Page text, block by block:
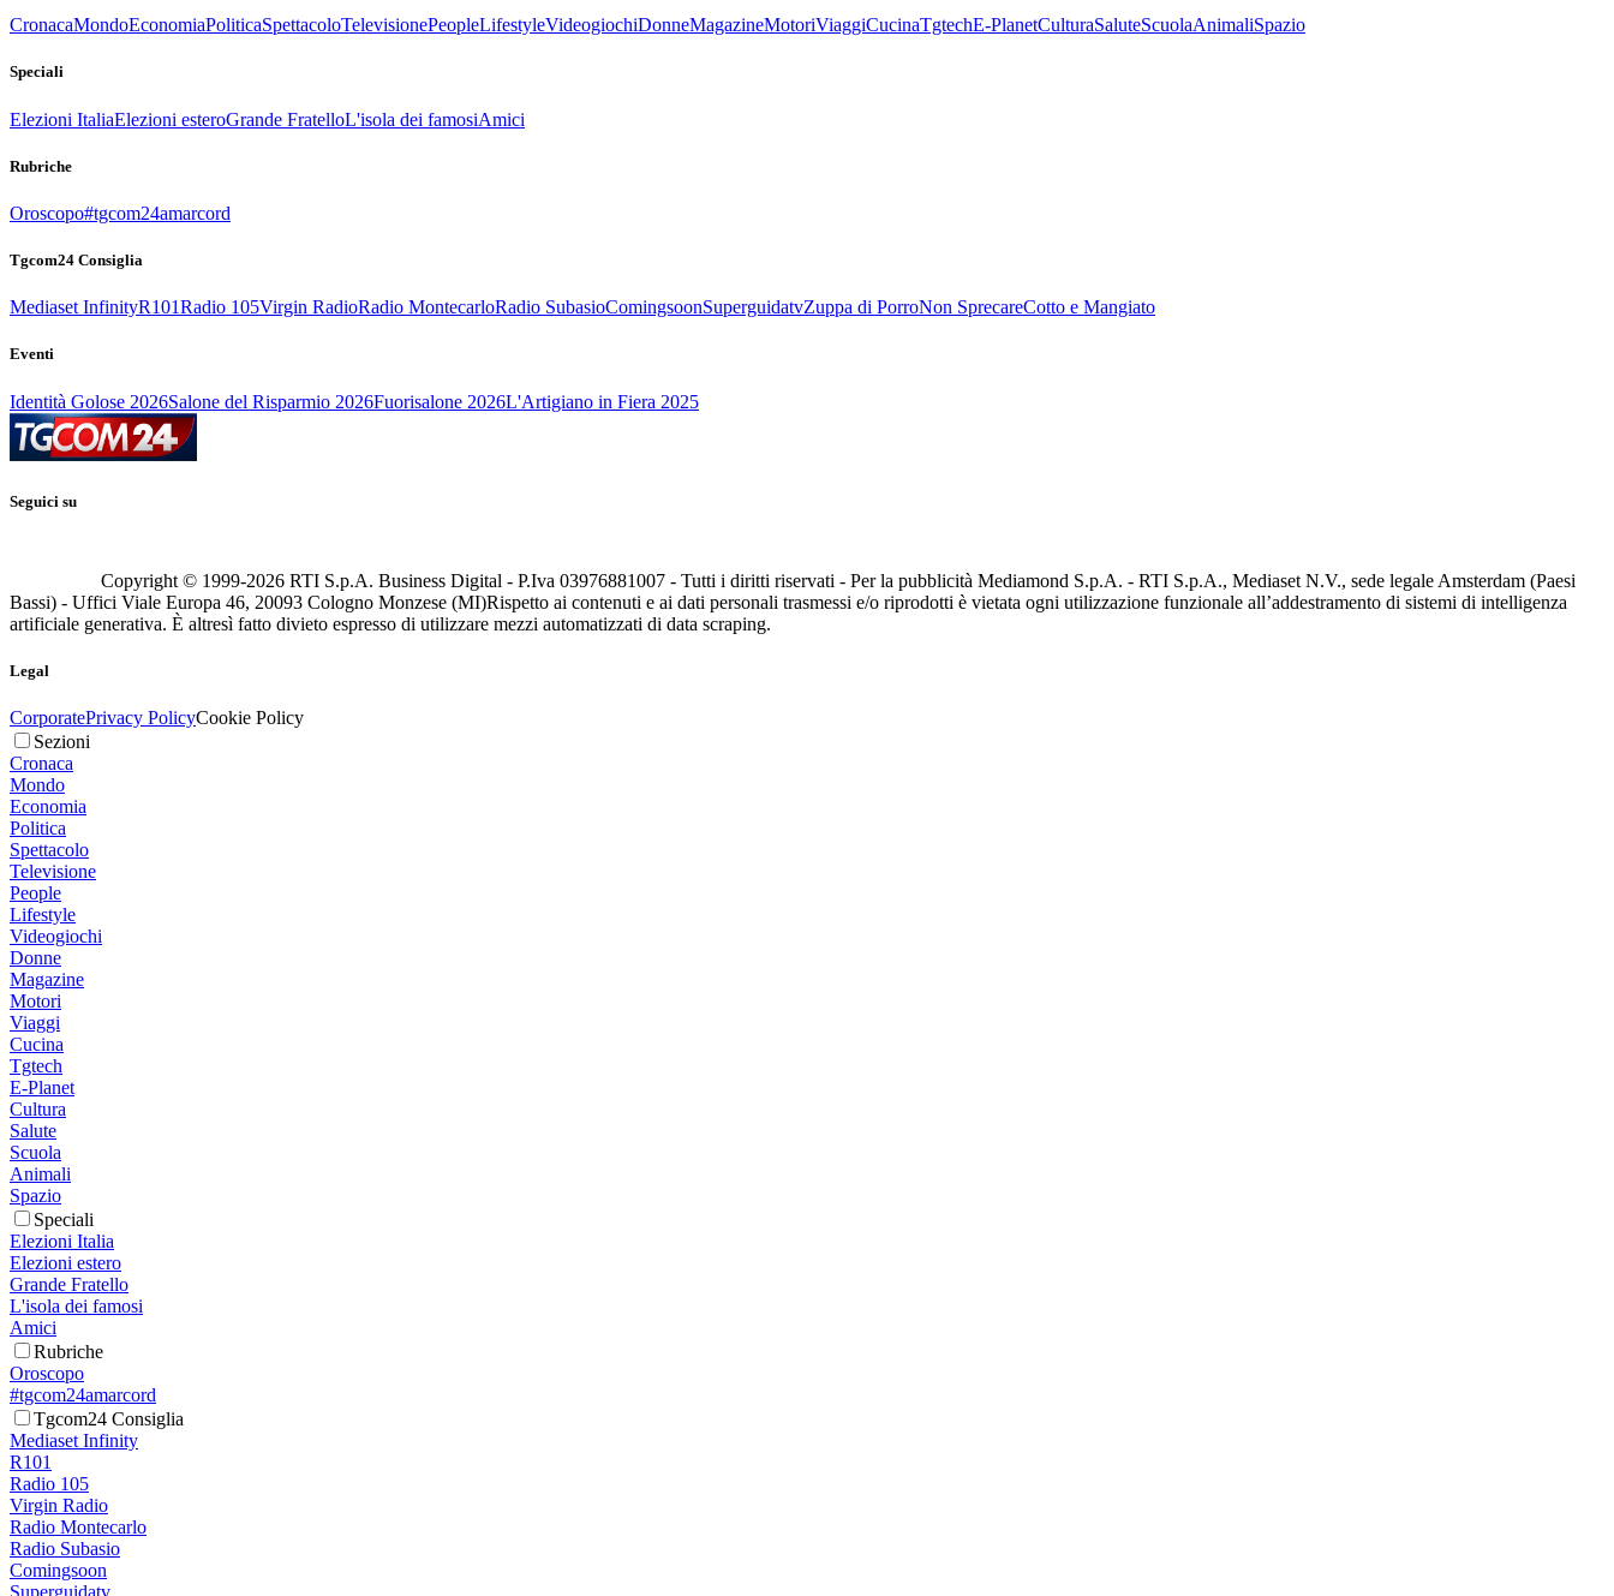
CronacaMondoEconomiaPoliticaSpettacoloTelevisionePeopleLifestyleVideogiochiDonneMagazineMotoriViaggiCucinaTgtechE-PlanetCulturaSaluteScuolaAnimaliSpazio
Speciali
Elezioni ItaliaElezioni esteroGrande FratelloL'isola dei famosiAmici
Rubriche
Oroscopo#tgcom24amarcord
Tgcom24 Consiglia
Mediaset InfinityR101Radio 105Virgin RadioRadio MontecarloRadio SubasioComingsoonSuperguidatvZuppa di PorroNon SprecareCotto e Mangiato
Eventi
Identità Golose 2026Salone del Risparmio 2026Fuorisalone 2026L'Artigiano in Fiera 2025
Seguici su
Copyright © 1999-2026 RTI S.p.A. Business Digital - P.Iva 03976881007 - Tutti i diritti riservati - Per la pubblicità Mediamond S.p.A. - RTI S.p.A., Mediaset N.V., sede legale Amsterdam (Paesi
Bassi) - Uffici Viale Europa 46, 20093 Cologno Monzese (MI)Rispetto ai contenuti e ai dati personali trasmessi e/o riprodotti è vietata ogni utilizzazione funzionale all’addestramento di sistemi di intelligenza
artificiale generativa. È altresì fatto divieto espresso di utilizzare mezzi automatizzati di data scraping.
Legal
CorporatePrivacy PolicyCookie Policy
Sezioni
Cronaca
Mondo
Economia
Politica
Spettacolo
Televisione
People
Lifestyle
Videogiochi
Donne
Magazine
Motori
Viaggi
Cucina
Tgtech
E-Planet
Cultura
Salute
Scuola
Animali
Spazio
Speciali
Elezioni Italia
Elezioni estero
Grande Fratello
L'isola dei famosi
Amici
Rubriche
Oroscopo
#tgcom24amarcord
Tgcom24 Consiglia
Mediaset Infinity
R101
Radio 105
Virgin Radio
Radio Montecarlo
Radio Subasio
Comingsoon